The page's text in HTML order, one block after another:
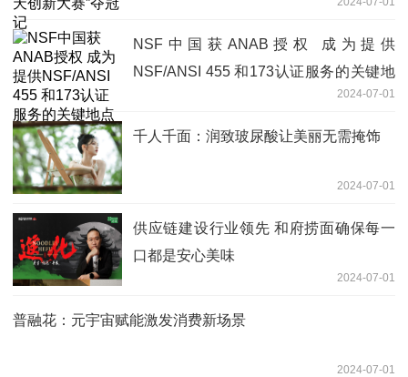
NSF中国获ANAB授权 成为提供
NSF/ANSI 455 和173认证服务的关键地
2024-07-01
千人千面：润致玻尿酸让美丽无需掩饰
2024-07-01
供应链建设行业领先 和府捞面确保每一
口都是安心美味
2024-07-01
普融花：元宇宙赋能激发消费新场景
2024-07-01